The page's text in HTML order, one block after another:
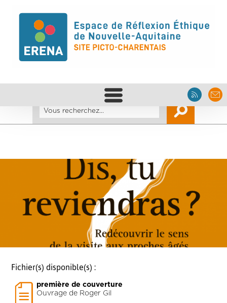
Fichier(s) disponible(s) :
première de couverture
Ouvrage de Roger Gil